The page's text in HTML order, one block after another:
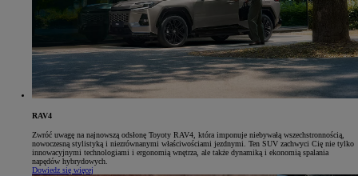
RAV4
Zwróć uwagę na najnowszą odsłonę Toyoty RAV4, która imponuje niebywałą wszechstronnością,
nowoczesną stylistyką i niezrównanymi właściwościami jezdnymi. Ten SUV zachwyci Cię nie tylko
innowacyjnymi technologiami i ergonomią wnętrza, ale także dynamiką i ekonomią spalania
napędów hybrydowych.
Dowiedz się więcej